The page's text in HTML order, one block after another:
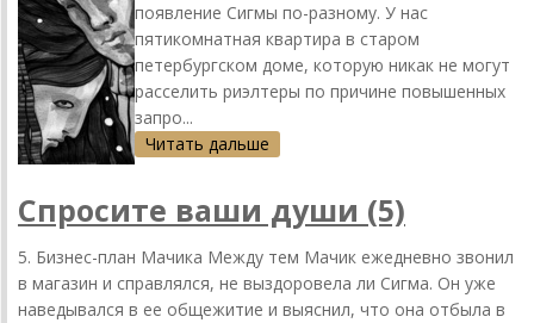
появление Сигмы по-разному. У нас
пятикомнатная квартира в старом
петербургском доме, которую никак не могут
расселить риэлтеры по причине повышенных
запро...
Читать дальше
Спросите ваши души (5)
5. Бизнес-план Мачика Между тем Мачик ежедневно звонил
в магазин и справлялся, не выздоровела ли Сигма. Он уже
наведывался в ее общежитие и выяснил, что она отбыла в